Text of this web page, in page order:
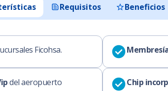
Requisitos Beneficios
Ficohsa.
del aeropuerto
Chip